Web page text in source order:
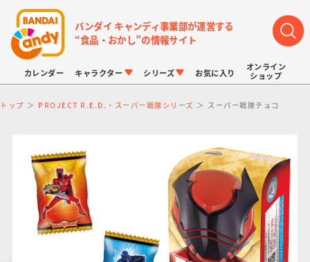
バンダイ キャンディ事業部が運営する
“食品・おかし”の情報サイト
カレンダー キャラクター
LINK TRAVELERS プリキュアシリーズ ドラゴンボール
シリーズ
チョコボックス チョコサプ ポケモンキッズ
お気に入り
オンライン
ショップ
トップ PROJECT R.E.D.・スーパー戦隊シリーズ スーパー戦隊チョコ